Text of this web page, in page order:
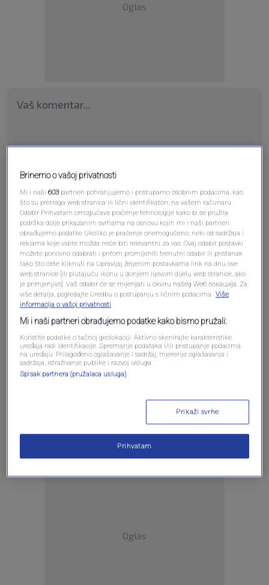
Oglas
Pošalji komentar
Oglas
Brinemo o vašoj privatnosti
Mi i naši603 partneri pohranjujemo i pristupamo osobnim podacima, kao
što su pretraga web stranica ili lični identifikatori, na vašem računaru .
Odabir Prihvatam omogućava praćenje tehnologije kako bi se pružila
podrška dolje prikazanim svrhama na osnovu kojih mi i naši partneri
obrađujemo podatke Ukoliko je praćenje onemogućeno, neki od sadržaja i
reklama koje vidite možda neće biti relevantni za vas. Ovaj odabir postavki
možete ponovno odabrati i pritom promijeniti trenutni odabir ili pristanak
tako što ćete kliknuti na Upravljaj željenim postavkama link na dnu ove
web stranice [ili plutajuću ikonu u donjem lijevom dijelu web stranice, ako
je primjenjivo]. Vaš odabir će se mijenjati u okviru našeg Wеб локација. Za
više detalja, pogledajte Uredbu o postupanju s ličnim podacima. Više
informacija o vašoj privatnosti
Mi i naši partneri obrađujemo podatke kako bismo pružali:
Koristite podatke o tačnoj geolokaciji. Aktivno skenirajte karakteristike
uređaja radi identifikacije. Spremanje podataka i/ili pristupanje podacima
na uređaju. Prilagođeno oglašavanje i sadržaj, mjerenje oglašavanja i
sadržaja, istraživanje publike i razvoj usluga.
Spisak partnera (pružalaca usluga)
Prikaži svrhe
Prihvatam